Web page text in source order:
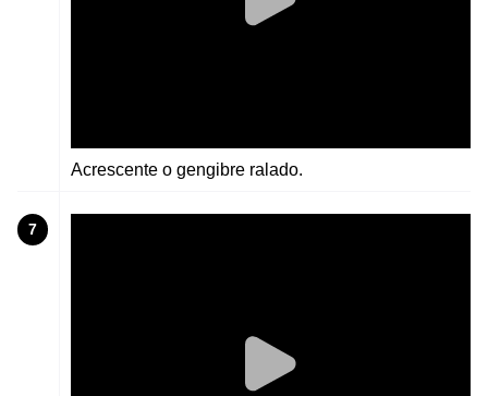
Acrescente o gengibre ralado.
7